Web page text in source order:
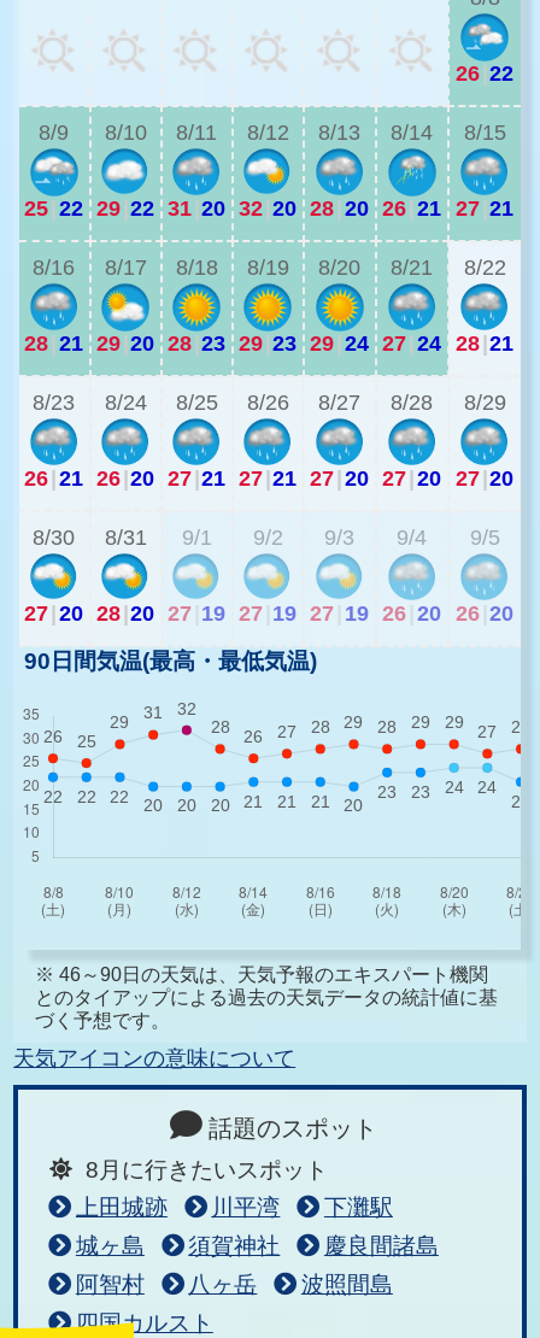
26 22
8/9
25 22
8/10
29 22
8/11
31 20
8/12
32 20
8/13
28 20
8/14
26 21
8/15
27 21
8/16
28 21
8/17
29 20
8/18
28 23
8/19
29 23
8/20
29 24
8/21
27 24
8/22
28 21
8/23
26 21
8/24
26 20
8/25
27 21
8/26
27 21
8/27
27 20
8/28
27 20
8/29
27 20
8/30
27 20
8/31
28 20
9/1
27 19
9/2
27 19
9/3
27 19
9/4
26 20
9/5
26 20
90日間気温(最高・最低気温)
※ 46～90日の天気は、天気予報のエキスパート機関
とのタイアップによる過去の天気データの統計値に基
づく予想です。
天気アイコンの意味について
話題のスポット
8月に行きたいスポット
上田城跡
川平湾
下灘駅
城ヶ島
須賀神社
慶良間諸島
阿智村
八ヶ岳
波照間島
四国カルスト